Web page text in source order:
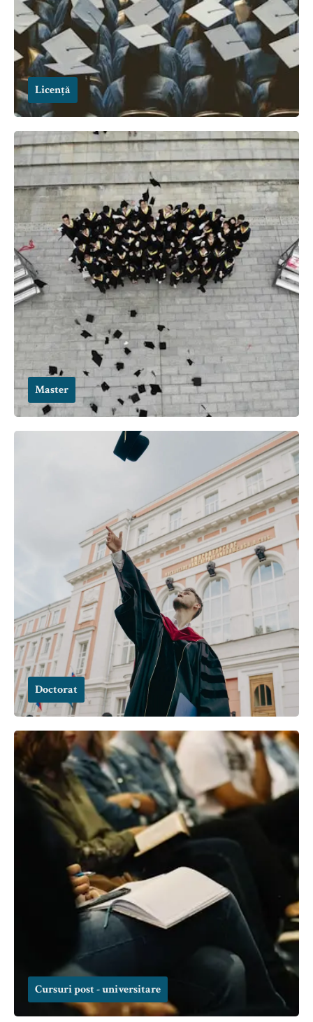
Licență
Master
Doctorat
Cursuri post - universitare